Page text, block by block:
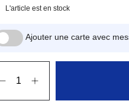
L'article est en stock
Ajouter une carte avec